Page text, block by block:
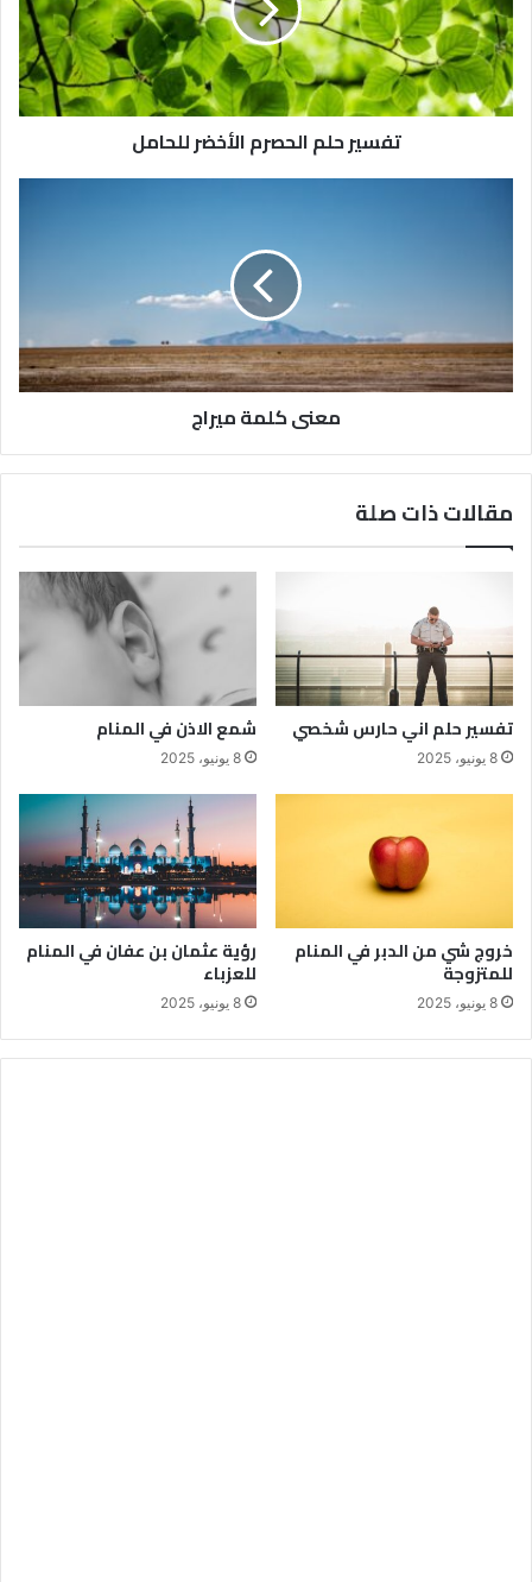
تفسير حلم الحصرم الأخضر للحامل
معنى كلمة ميراج
مقالات ذات صلة
تفسير حلم اني حارس شخصي
8 يونيو، 2025
شمع الاذن في المنام
8 يونيو، 2025
خروج شي من الدبر في المنام
للمتزوجة
8 يونيو، 2025
رؤية عثمان بن عفان في المنام
للعزباء
8 يونيو، 2025